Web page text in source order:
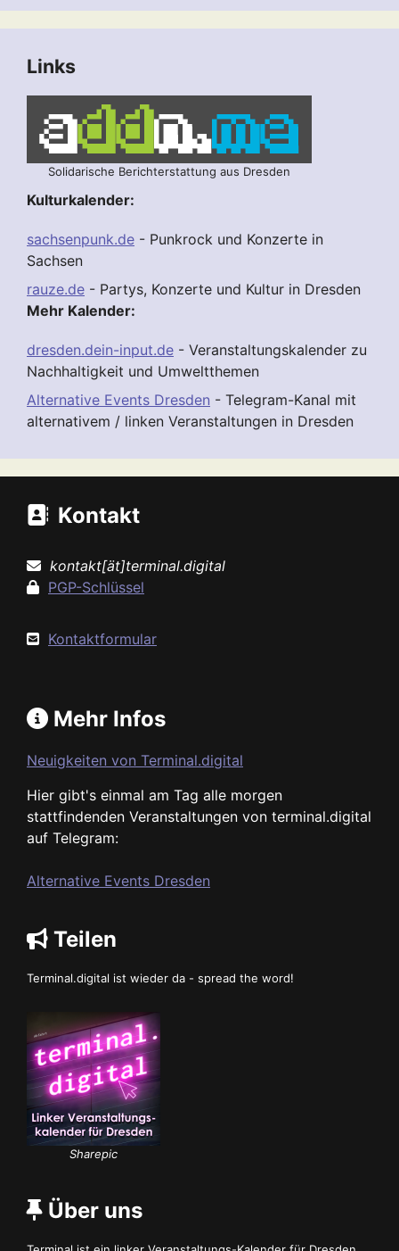
Links
Solidarische Berichterstattung aus Dresden
Kulturkalender:
sachsenpunk.de - Punkrock und Konzerte in
Sachsen
rauze.de - Partys, Konzerte und Kultur in Dresden
Mehr Kalender:
dresden.dein-input.de - Veranstaltungskalender zu
Nachhaltigkeit und Umweltthemen
Alternative Events Dresden - Telegram-Kanal mit
alternativem / linken Veranstaltungen in Dresden
Kontakt
kontakt[ät]terminal.digital
PGP-Schlüssel
Kontaktformular
Mehr Infos
Neuigkeiten von Terminal.digital
Hier gibt's einmal am Tag alle morgen
stattfindenden Veranstaltungen von terminal.digital
auf Telegram:
Alternative Events Dresden
Teilen
Terminal.digital ist wieder da - spread the word!
Sharepic
Über uns